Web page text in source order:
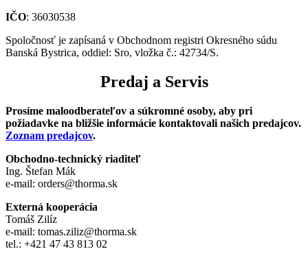
IČO: 36030538
Spoločnosť je zapísaná v Obchodnom registri Okresného súdu
Banská Bystrica, oddiel: Sro, vložka č.: 42734/S.
Predaj a Servis
Prosíme maloodberateľov a súkromné osoby, aby pri
požiadavke na bližšie informácie kontaktovali našich predajcov.
Zoznam predajcov.
Obchodno-technický riaditeľ
Ing. Štefan Mák
e-mail: orders@thorma.sk
Externá kooperácia
Tomáš Zilíz
e-mail: tomas.ziliz@thorma.sk
tel.: +421 47 43 813 02